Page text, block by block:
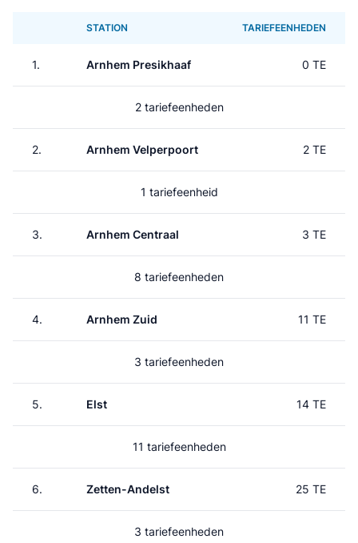
STATION TARIEFEENHEDEN
1. Arnhem Presikhaaf 0 TE
2 tariefeenheden
2. Arnhem Velperpoort 2 TE
1 tariefeenheid
3. Arnhem Centraal 3 TE
8 tariefeenheden
4. Arnhem Zuid 11 TE
3 tariefeenheden
5. Elst 14 TE
11 tariefeenheden
6. Zetten-Andelst 25 TE
3 tariefeenheden